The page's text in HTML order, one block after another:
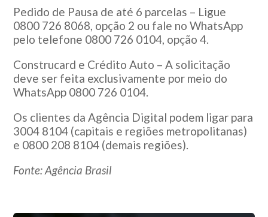
Pedido de Pausa de até 6 parcelas – Ligue
0800 726 8068, opção 2 ou fale no WhatsApp
pelo telefone 0800 726 0104, opção 4.
Construcard e Crédito Auto – A solicitação
deve ser feita exclusivamente por meio do
WhatsApp 0800 726 0104.
Os clientes da Agência Digital podem ligar para
3004 8104 (capitais e regiões metropolitanas)
e 0800 208 8104 (demais regiões).
Fonte: Agência Brasil